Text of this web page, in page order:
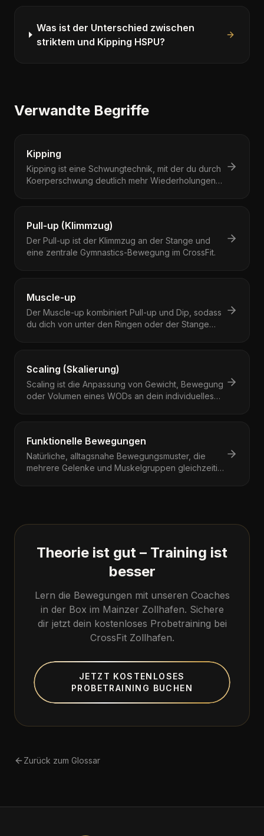
Was ist der Unterschied zwischen
striktem und Kipping HSPU?
Verwandte Begriffe
Kipping
Kipping ist eine Schwungtechnik, mit der du durch
Koerperschwung deutlich mehr Wiederholungen
Pull-up (Klimmzug)
Der Pull-up ist der Klimmzug an der Stange und
eine zentrale Gymnastics-Bewegung im CrossFit.
Muscle-up
Der Muscle-up kombiniert Pull-up und Dip, sodass
du dich von unter den Ringen oder der Stange
Scaling (Skalierung)
Scaling ist die Anpassung von Gewicht, Bewegung
oder Volumen eines WODs an dein individuelles
Funktionelle Bewegungen
Natürliche, alltagsnahe Bewegungsmuster, die
mehrere Gelenke und Muskelgruppen gleichzeitig
Theorie ist gut – Training ist
besser
Lern die Bewegungen mit unseren Coaches
in der Box im Mainzer Zollhafen. Sichere
dir jetzt dein kostenloses Probetraining bei
CrossFit Zollhafen.
JETZT KOSTENLOSES
PROBETRAINING BUCHEN
Zurück zum Glossar